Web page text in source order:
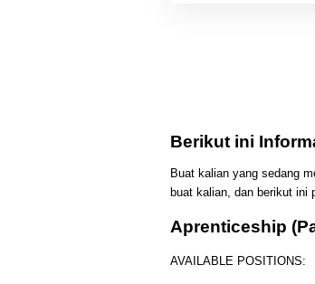
Berikut ini
Buat kalian yang sedang
buat kalian, dan berikut ini
Aprenticeship
AVAILABLE POSITIONS: